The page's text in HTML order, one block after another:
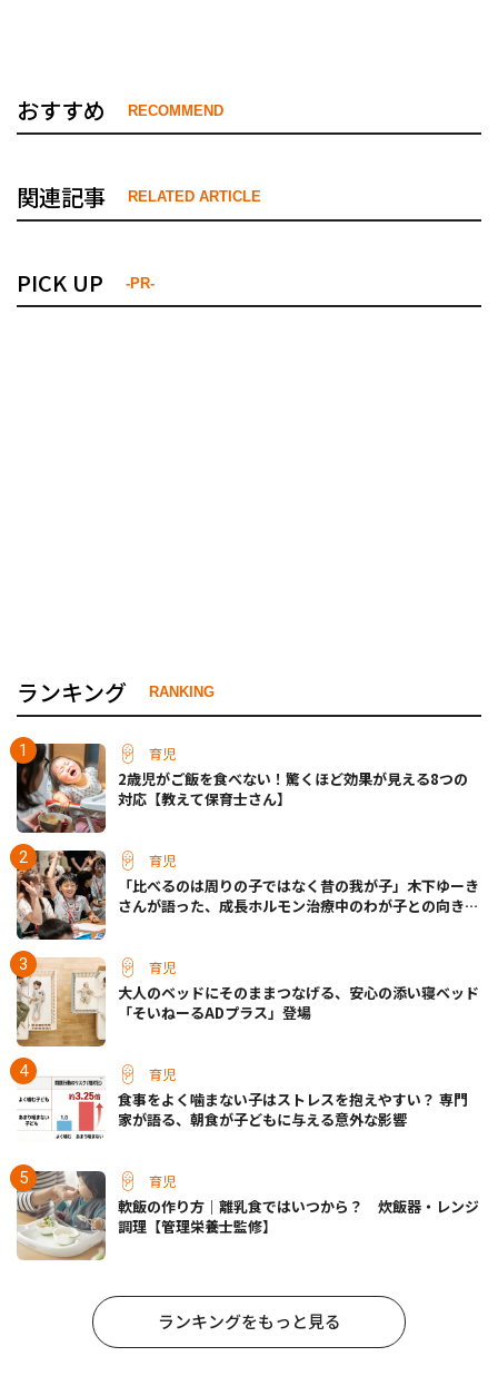
おすすめ RECOMMEND
関連記事 RELATED ARTICLE
PICK UP -PR-
ランキング RANKING
育児
2歳児がご飯を食べない！驚くほど効果が見える8つの
対応【教えて保育士さん】
育児
「比べるのは周りの子ではなく昔の我が子」木下ゆーき
さんが語った、成長ホルモン治療中のわが子との向き合
育児
大人のベッドにそのままつなげる、安心の添い寝ベッド
「そいねーるADプラス」登場
育児
食事をよく噛まない子はストレスを抱えやすい？ 専門
家が語る、朝食が子どもに与える意外な影響
育児
軟飯の作り方｜離乳食ではいつから？ 炊飯器・レンジ
調理【管理栄養士監修】
ランキングをもっと見る